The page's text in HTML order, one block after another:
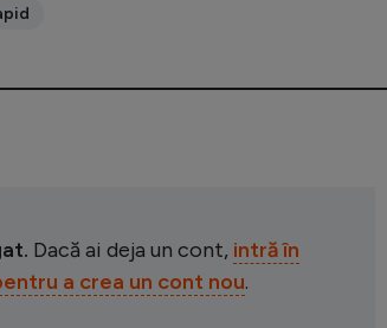
Dacă ai deja un cont, intră în
a crea un cont nou.